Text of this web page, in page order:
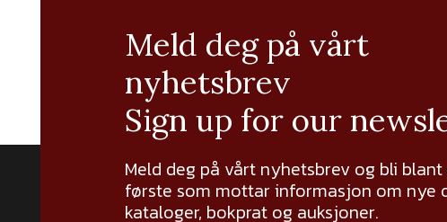
Meld deg på vårt
nyhetsbrev
Sign up for our
Meld deg på vårt nyhetsbrev og bli blant
første som mottar informasjon om nye
kataloger, bokprat og auksjoner.